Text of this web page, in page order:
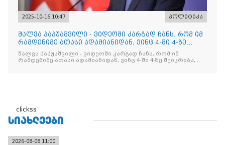
2025-10-16 10:47 პოლიტიკა
შალვა პაპუაშვილი - ვიდეოში კარგად ჩანს, რომ იმ
რამდენიმე ათასი ადამიანიდან, ვინც 4-ში 4-ზე
შეიკრიბა,
შალვა პაპუაშვილი - ვიდეოში კარგად ჩანს, რომ იმ
რამდენიმე ათასი ადამიანიდან, ვინც 4-ში 4-ზე შეიკრიბა,
clickss
ᲡᲘᲐᲮᲚᲔᲔᲑᲘ
2026-08-08 11:00